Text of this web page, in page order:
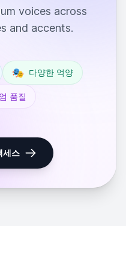
voices across
and accents.
🎭 다양한 억양
품질
세스